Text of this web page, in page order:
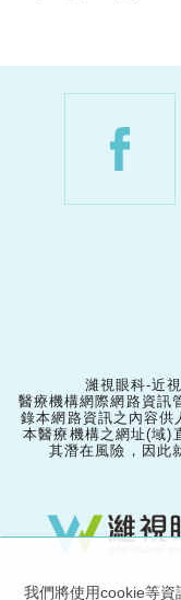
我們將使用cookie等
濰視眼科-近
醫療機構網際網路資訊
錄本網路資訊之內容供
本醫療機構之網址(域)
其潛在風險，因此